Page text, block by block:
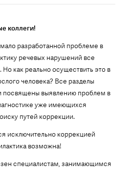
коллеги!
разработанной проблеме в
речевых нарушений все
как реально осуществить это в
человека? Все разделы
посвящены выявлению проблем в
уже имеющихся
путей коррекции.
исключительно коррекцией
возможна!
специалистам, занимающимся